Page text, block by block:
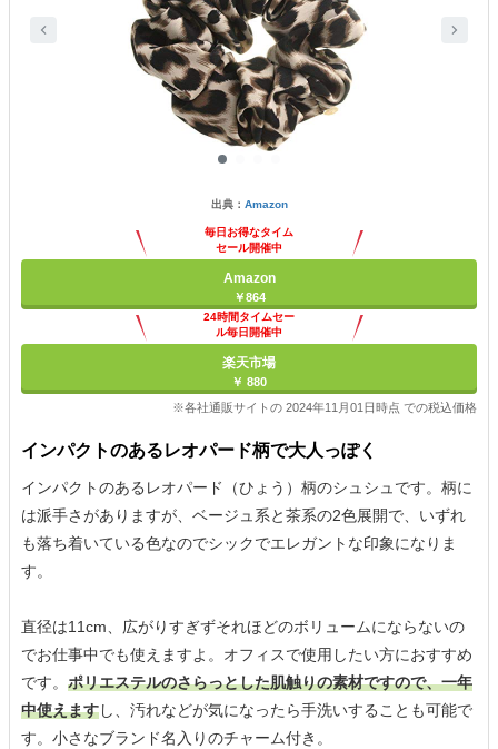
出典： Amazon
毎日お得なタイム
セール開催中
Amazon
￥864
24時間タイムセー
ル毎日開催中
楽天市場
￥ 880
※各社通販サイトの 2024年11月01日時点 での税込価格
インパクトのあるレオパード柄で大人っぽく
インパクトのあるレオパード（ひょう）柄のシュシュです。柄に
は派手さがありますが、ベージュ系と茶系の2色展開で、いずれ
も落ち着いている色なのでシックでエレガントな印象になりま
す。
直径は11cm、広がりすぎずそれほどのボリュームにならないの
でお仕事中でも使えますよ。オフィスで使用したい方におすすめ
です。 ポリエステルのさらっとした肌触りの素材ですので、一年
中使えますし、汚れなどが気になったら手洗いすることも可能で
す。小さなブランド名入りのチャーム付き。